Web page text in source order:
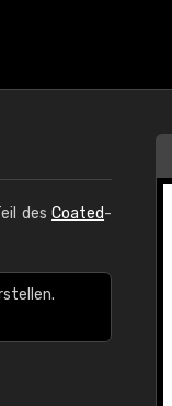
desCoated-